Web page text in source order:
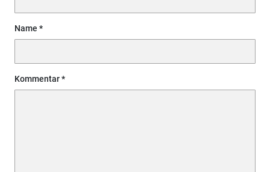
Name
Kommentar